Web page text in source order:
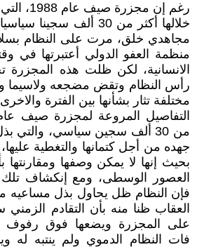
رغم إن
خلالها أکثر من 30 ألف
مجاهدي خلق، مرت على النظام
منظمة العفو الدولي أعتبرتها في
الانسانية، لکن ظلت هذه
رأس النظام وتقض مضجعه ولاسيما
مختلفة تثار بشأنها بين الفترة
من 30 ألف سجين سياسي، والتي
جهده من أجل کتمانها والتغطية
بحيث إنها لا يمکن وصفها
العصور الوسطى، ومع إنکشاف تلك
فإن النظام ظل يحاول بذل مساعيه
العقاب ظنا منه بأن التقادم
على المجزرة ويضعها فوق رفوف
فات النظام الدموي ولم ينتبه له